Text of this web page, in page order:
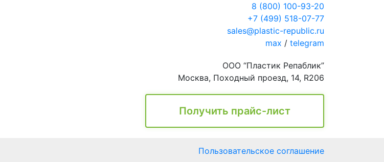
8 (800) 100-93-20
+7 (499) 518-07-77
sales@plastic-republic.ru
max / telegram
ООО “Пластик Репаблик”
Москва, Походный проезд, 14, R206
Получить прайс-лист
Пользовательское соглашение